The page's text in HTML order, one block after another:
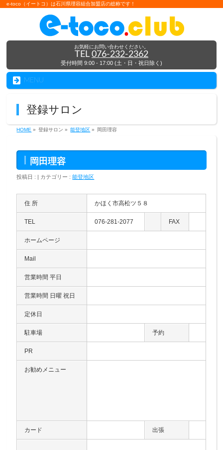
e-toco（イートコ）は石川県理容組合加盟店の総称です！
お気軽にお問い合わせください。
TEL 076-232-2362
受付時間 9:00 - 17:00 (土・日・祝日除く)
MENU
登録サロン
HOME » 登録サロン » 能登地区 » 岡田理容
岡田理容
投稿日 : | カテゴリー :能登地区
住 所 かほく市高松ツ５８
TEL 076-281-2077 FAX
ホームページ
Mail
営業時間 平日
営業時間 日曜 祝日
定休日
駐車場 予約
PR
お勧めメニュー
カード 出張